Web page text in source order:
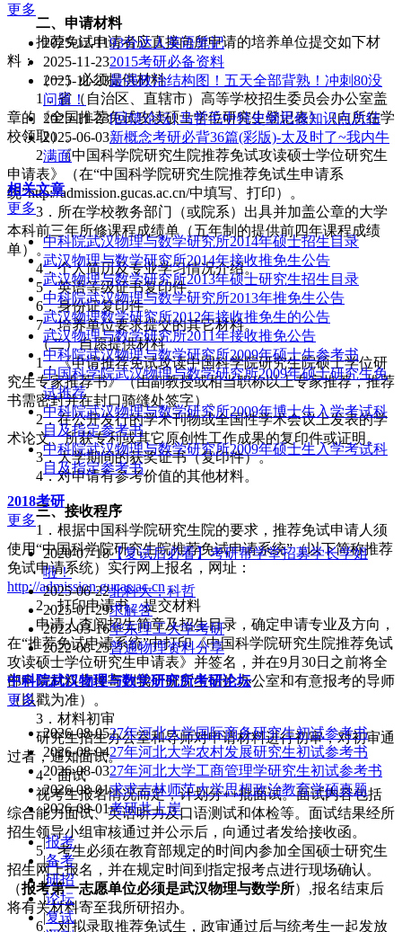
二、申请材料
推荐免试申请者应直接向所申请的培养单位提交如下材
料：
（一）必须提供材料
1．省（自治区、直辖市）高等学校招生委员会办公室盖
章的《全国推荐免试攻读硕士学位研究生登记表》（向所在学
校领取）。
2．《中国科学院研究生院推荐免试攻读硕士学位研究生
申请表》（在“中国科学院研究生院推荐免试生申请系
统”http://admission.gucas.ac.cn/中填写、打印）。
3．所在学校教务部门（或院系）出具并加盖公章的大学
本科前三年所修课程成绩单（五年制的提供前四年课程成绩
单）。
4．个人简历及专业学习情况介绍。
5．英语等级证书复印件。
6．身份证复印件。
7．培养单位要求提交的其它材料。
（二）自愿提供材料
1．《申请推荐免试攻读中国科学院研究生院硕士学位研
究生专家推荐书》（由副教授或相当职称以上专家推荐，推荐
书需密封并在封口骑缝处签字）。
2．在公开发行的学术刊物或全国性学术会议上发表的学
术论文、所获专利或其它原创性工作成果的复印件或证明。
3．大学期间的获奖证书（复印件）。
4．对申请有参考价值的其他材料。
三、接收程序
1．根据中国科学院研究生院的要求，推荐免试申请人须
使用“中国科学院研究生院推荐免试申请系统”（以下简称推荐
免试申请系统）实行网上报名，网址：
http://admission.gucas.ac.cn。
2．打印申请书、提交材料
申请人查阅招生简章及招生目录，确定申请专业及方向，
在“推荐免试申请系统”中打印《中国科学院研究生院推荐免试
攻读硕士学位研究生申请表》并签名，并在9月30日之前将全
部申请材料直接寄到我所研究生招生办公室和有意报考的导师
（以戳为准）。
3．材料初审
研究生招生办公室和导师对申请材料进行初审，对初审通
过者，通知面试。
4．面试
视考生报名情况而定，计划分++批面试。面试内容包括
综合能力面试、英语听力及口语测试和体检等。面试结果经所
招生领导小组审核通过并公示后，向通过者发给接收函。
5．考生必须在教育部规定的时间内参加全国硕士研究生
招生网上报名，并在规定时间到指定报考点进行现场确认。
（报考第一志愿单位必须是武汉物理与数学所）,报名结束后
将有关材料寄至我所研招办。
6．对拟录取推荐免试生，政审通过后与统考生一起发放
更多
2025-12-1193分达人英语笔记
2025-11-232015考研必备资料
2025-11-23最强政治结构图！五天全部背熟！冲刺80没
问题！
2025-11-23[回馈论坛] 马哲毛中特史纲思修知识点总结
2025-06-03新概念考研必背36篇(彩版)-太及时了~我内牛
满面
相关文章
更多
中科院武汉物理与数学研究所2014年硕士招生目录
武汉物理与数学研究所2014年接收推免生公告
武汉物理与数学研究所2013年硕士研究生招生目录
中科院武汉物理与数学研究所2013年推免生公告
武汉物理数学研究所2012年接收推免生的公告
武汉物理与数学研究所2011年接收推免公告
中科院武汉物理与数学研究所2009年硕士生参考书
中国科学院武汉物理与数学研究所2009年硕士研究生免
试推荐
中科院武汉物理与数学研究所2009年博士生入学考试科
目及指定参考书
中科院武汉物理与数学研究所2009年硕士生入学考试科
目及指定参考书
2018考研
更多
2020-07-18【复试后必看】考研帮学堂招募学长学姐
啦！
2025-06-22北科大，科哲
2025-01-29求解答
2023-03-16华东理工大学考研
2022-08-25普通物理资料分享
中科院武汉物理与数学研究所考研论坛
更多
2026-08-0527年河北大学国际商务研究生初试参考书
2026-08-0427年河北大学农村发展研究生初试参考书
2026-08-0327年河北大学工商管理学研究生初试参考书
2026-08-01求求吉林师范大学思想政治教育学硕真题
2026-08-01考研共上岸
|报考
|备考
|研招
|论坛
|复试